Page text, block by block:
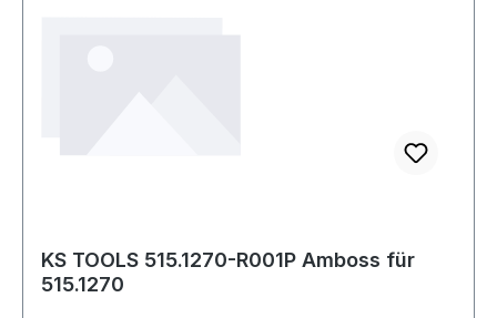
KS TOOLS 515.1270-R001P Amboss für
515.1270